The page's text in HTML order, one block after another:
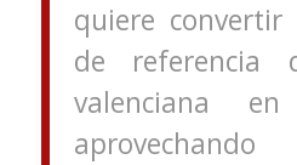
quiere convertir
de referencia
valenciana